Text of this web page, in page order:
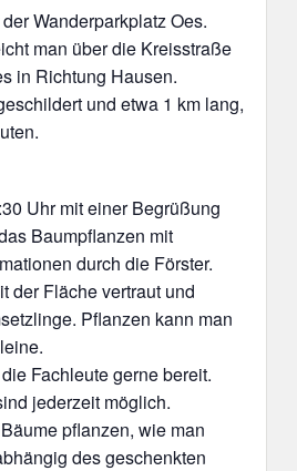
Wanderparkplatz Oes.
man über die Kreisstraße
in Richtung Hausen.
und etwa 1 km lang,
Uhr mit einer Begrüßung
Baumpflanzen mit
durch die Förster.
der Fläche vertraut und
Pflanzen kann man
Fachleute gerne bereit.
jederzeit möglich.
pflanzen, wie man
des geschenkten